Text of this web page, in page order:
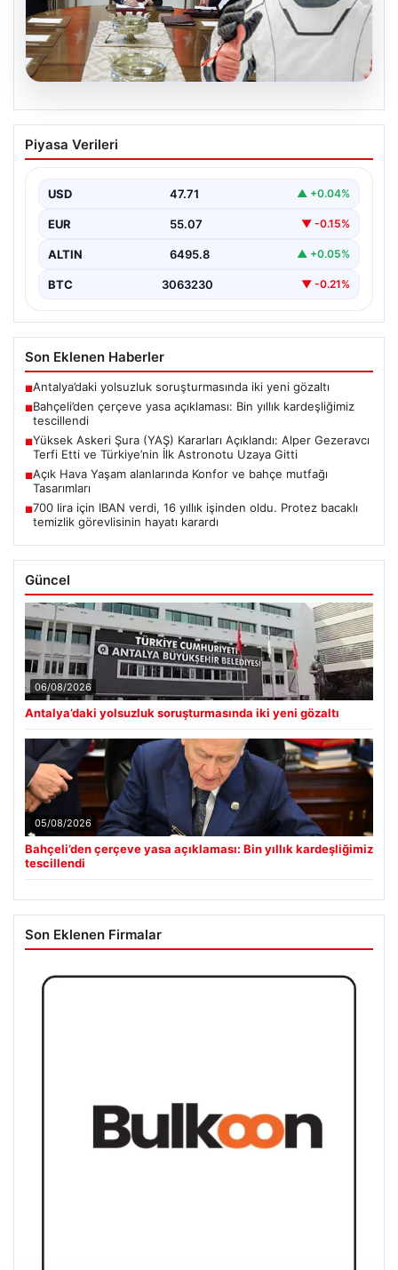
Yüksek Askeri Şura (YAŞ) Kararları
Açıklandı: Alper Gezeravcı Terfi Etti ve
Türkiye’nin savunma ve askerî yapısında önemli dönüm
…
Piyasa Verileri
USD 47.71 ▲ +0.04%
EUR 55.07 ▼ -0.15%
ALTIN 6495.8 ▲ +0.05%
BTC 3063230 ▼ -0.21%
Son Eklenen Haberler
■Antalya’daki yolsuzluk soruşturmasında iki yeni gözaltı
■Bahçeli’den çerçeve yasa açıklaması: Bin yıllık kardeşliğimiz
tescillendi
■Yüksek Askeri Şura (YAŞ) Kararları Açıklandı: Alper Gezeravcı
Terfi Etti ve Türkiye’nin İlk Astronotu Uzaya Gitti
■Açık Hava Yaşam alanlarında Konfor ve bahçe mutfağı
Tasarımları
■700 lira için IBAN verdi, 16 yıllık işinden oldu. Protez bacaklı
temizlik görevlisinin hayatı karardı
Güncel
06/08/2026
Antalya’daki yolsuzluk soruşturmasında iki yeni gözaltı
05/08/2026
Bahçeli’den çerçeve yasa açıklaması: Bin yıllık kardeşliğimiz
tescillendi
Son Eklenen Firmalar